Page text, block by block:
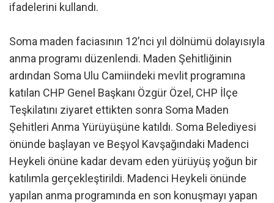
ifadelerini kullandı.
Soma maden faciasının 12’nci yıl dölnümü dolayısıyla
anma programı düzenlendi. Maden Şehitliğinin
ardından Soma Ulu Camiindeki mevlit programına
katılan CHP Genel Başkanı Özgür Özel, CHP İlçe
Teşkilatını ziyaret ettikten sonra Soma Maden
Şehitleri Anma Yürüyüşüne katıldı. Soma Belediyesi
önünde başlayan ve Beşyol Kavşağındaki Madenci
Heykeli önüne kadar devam eden yürüyüş yoğun bir
katılımla gerçekleştirildi. Madenci Heykeli önünde
yapılan anma programında en son konuşmayı yapan